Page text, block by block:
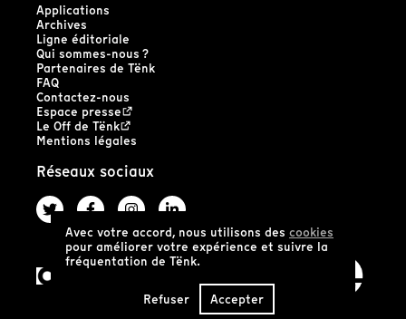
Avec votre accord, nous utilisons des cookies
pour améliorer votre expérience et suivre la
fréquentation de Tënk.
Refuser Accepter
Applications
Archives
Ligne éditoriale
Qui sommes-nous ?
Partenaires de Tënk
FAQ
Contactez-nous
Espace presse
Le Off de Tënk
Mentions légales
Réseaux sociaux